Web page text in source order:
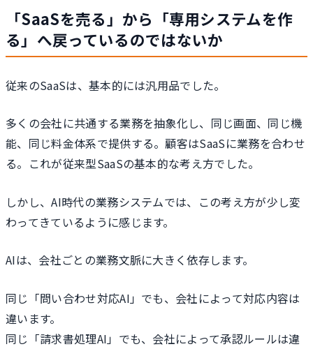
「SaaSを売る」から「専用システムを作
る」へ戻っているのではないか
従来のSaaSは、基本的には汎用品でした。
多くの会社に共通する業務を抽象化し、同じ画面、同じ機
能、同じ料金体系で提供する。顧客はSaaSに業務を合わせ
る。これが従来型SaaSの基本的な考え方でした。
しかし、AI時代の業務システムでは、この考え方が少し変
わってきているように感じます。
AIは、会社ごとの業務文脈に大きく依存します。
同じ「問い合わせ対応AI」でも、会社によって対応内容は
違います。
同じ「請求書処理AI」でも、会社によって承認ルールは違